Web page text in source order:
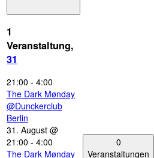
1
Veranstaltung,
31
21:00 - 4:00
The Dark Mønday
@Dunckerclub
Berlin
31. August @
21:00 - 4:00
The Dark Mønday
0
Veranstaltungen